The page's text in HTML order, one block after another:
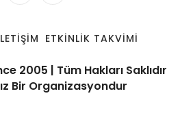
ETKINLIK TAKVIMI
2005 | Tüm Hakları Saklıdır
Bir Organizasyondur